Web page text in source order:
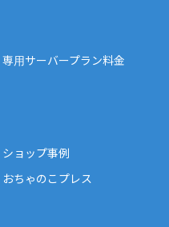
専用サーバープラン料金
ショップ事例
おちゃのこプレス